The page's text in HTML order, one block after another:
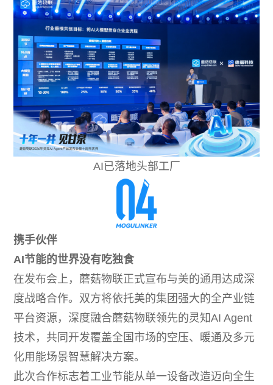
AI已落地头部工厂
携手伙伴
AI节能的世界没有吃独食
在发布会上，蘑菇物联正式宣布与美的通用达成深
度战略合作。双方将依托美的集团强大的全产业链
平台资源，深度融合蘑菇物联领先的灵知AI Agent
技术，共同开发覆盖全国市场的空压、暖通及多元
化用能场景智慧解决方案。
此次合作标志着工业节能从单一设备改造迈向全生